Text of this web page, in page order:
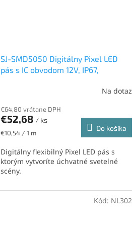
SJ-SMD5050 Digitálny Pixel LED
pás s IC obvodom 12V, IP67,
Na dotaz
€64,80 vrátane DPH
€52,68 / ks
Jednotková
€10,54 / 1 m
Do košíka
Digitálny flexibilný Pixel LED pás s
ktorým vytvoríte úchvatné svetelné
scény.
Kód: NL302